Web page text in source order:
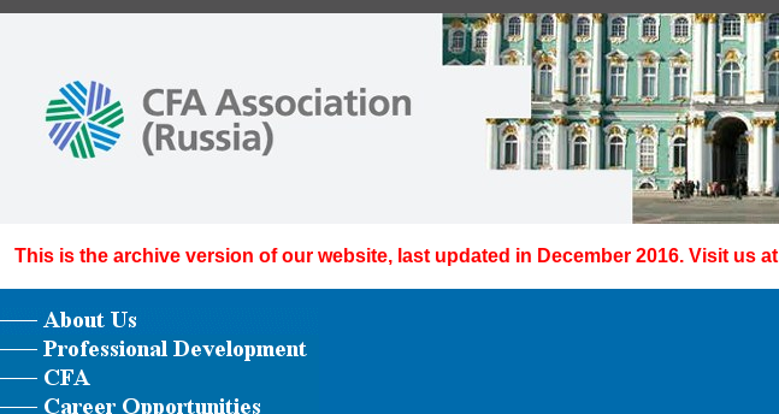
This is the archive version of our website, last updated in December 2016. Visit us at